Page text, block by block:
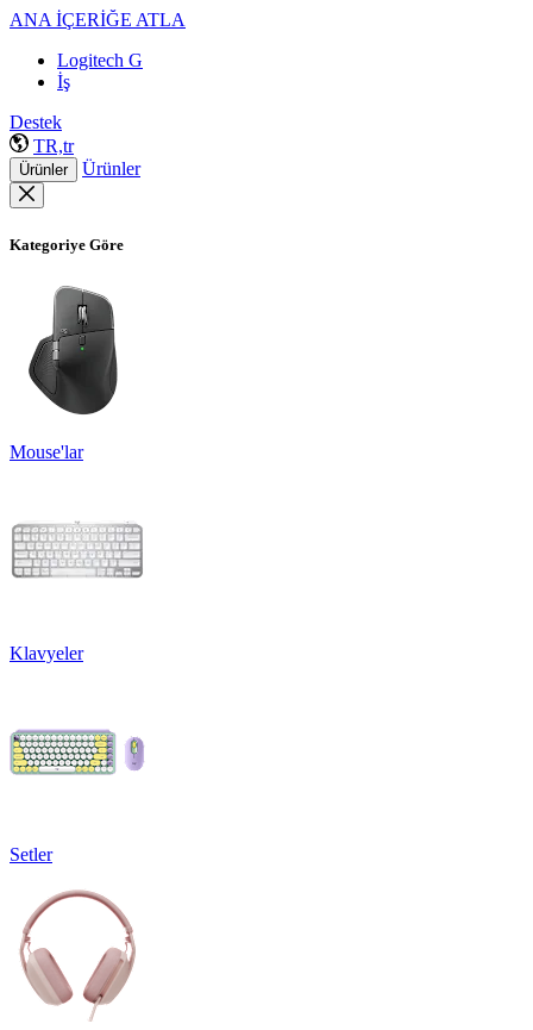
ANA İÇERİĞE ATLA
Logitech G
İş
Destek
TR,tr
Ürünler Ürünler
Kategoriye Göre
Mouse'lar
Klavyeler
Setler